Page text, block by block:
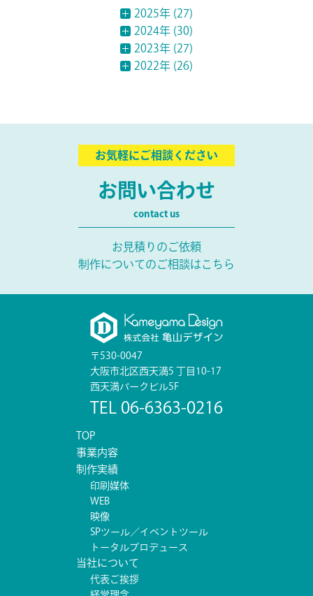
2025年 (27)
2024年 (30)
2023年 (27)
2022年 (26)
お気軽にご相談ください
お問い合わせ
contact us
お見積りのご依頼
制作についてのご相談はこちら
〒530-0047
大阪市北区西天満5 丁目10-17
西天満パークビル5F
TEL 06-6363-0216
TOP
事業内容
制作実績
印刷媒体
WEB
映像
SPツール／イベントツール
トータルプロデュース
当社について
代表ご挨拶